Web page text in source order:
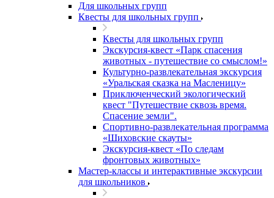
Для школьных групп
Квесты для школьных групп
Квесты для школьных групп
Экскурсия-квест «Парк спасения
животных - путешествие со смыслом!»
Культурно-развлекательная экскурсия
«Уральская сказка на Масленицу»
Приключенческий экологический
квест "Путешествие сквозь время.
Спасение земли".
Спортивно-развлекательная программа
«Шиховские скауты»
Экскурсия-квест «По следам
фронтовых животных»
Мастер-классы и интерактивные экскурсии
для школьников